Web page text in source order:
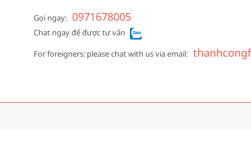
Gọi ngay: 0971678005
Chat ngay để được tư vấn
For foreigners: please chat with us via email: